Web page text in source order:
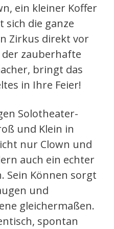
ein kleiner Koffer
sich die ganze
Zirkus direkt vor
zauberhafte
bringt das
in Ihre Feier!
Solotheater-
und Klein in
nur Clown und
auch ein echter
Sein Können sorgt
und
gleichermaßen.
spontan